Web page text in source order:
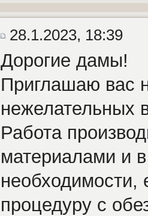
28.1.2023, 18:39
Дорогие дамы!
Приглашаю вас
нежелательных
Работа
материалами и
необходимости,
процедуру с